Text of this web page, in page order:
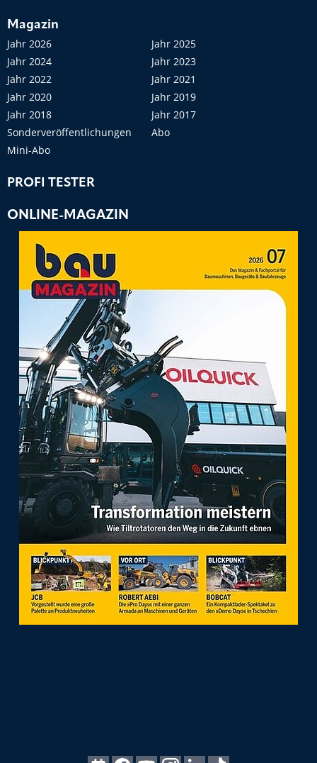
Magazin
Jahr 2026
Jahr 2025
Jahr 2024
Jahr 2023
Jahr 2022
Jahr 2021
Jahr 2020
Jahr 2019
Jahr 2018
Jahr 2017
Sonderveröffentlichungen
Abo
Mini-Abo
PROFI TESTER
ONLINE-MAGAZIN